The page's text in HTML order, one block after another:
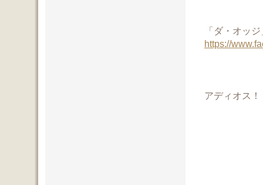
「ダ・オッ
https://
アディオス！